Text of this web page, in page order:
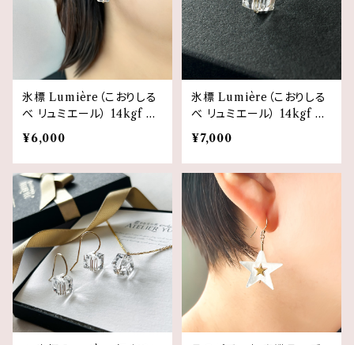
氷標 Lumière（こおりしる
べ リュミエール） 14kgf ク
リスタルピアス 氷モチーフ
¥6,000
氷標 Lumière（こおりしる
べ リュミエール） 14kgf ク
リスタルネックレス 氷モチ
ーフ
¥7,000